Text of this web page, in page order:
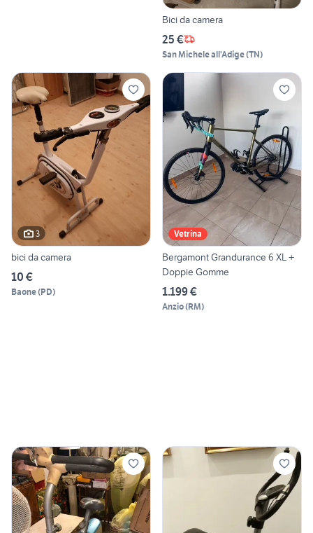
Bici da camera
25 €
San Michele all'Adige(TN)
3
bici da camera
10 €
Baone(PD)
Vetrina
Bergamont Grandurance 6 XL +
Doppie Gomme
1.199 €
Anzio(RM)